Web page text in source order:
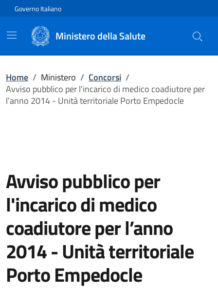
Vai direttamente al contenuto
Governo Italiano
Ministero della Salute
Home / Ministero / Concorsi /
Avviso pubblico per l'incarico di medico coadiutore per
l’anno 2014 - Unità territoriale Porto Empedocle
Avviso pubblico per
l'incarico di medico
coadiutore per l’anno
2014 - Unità territoriale
Porto Empedocle